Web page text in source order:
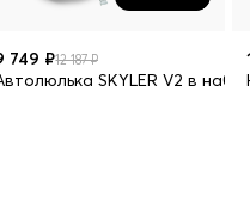
в наборе 10 предметов
749 ₽12 187 ₽
SKYLER V2 в